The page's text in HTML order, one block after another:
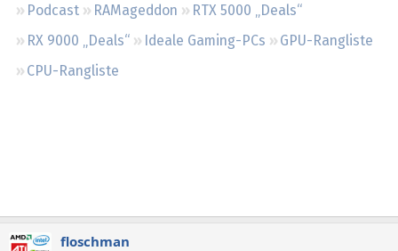
Podcast RAMageddon
RTX 5000 „Deals“
RX 9000 „Deals“
Ideale Gaming-PCs
GPU-Rangliste
CPU-Rangliste
floschman